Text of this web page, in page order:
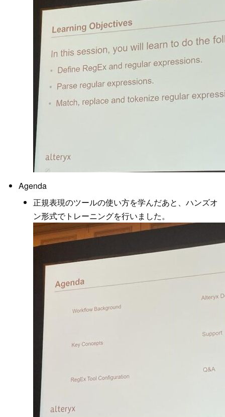
Agenda
正規表現のツールの使い方を学んだあと、ハンズオ
ン形式でトレーニングを行いました。